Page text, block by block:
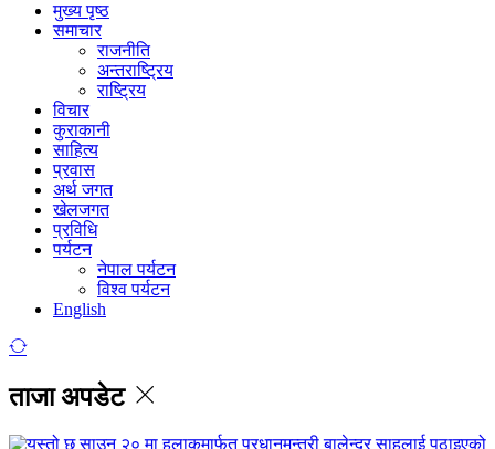
मुख्य पृष्ठ
समाचार
राजनीति
अन्तराष्ट्रिय
राष्ट्रिय
विचार
कुराकानी
साहित्य
प्रवास
अर्थ जगत
खेलजगत
प्रविधि
पर्यटन
नेपाल पर्यटन
विश्व पर्यटन
English
ताजा अपडेट